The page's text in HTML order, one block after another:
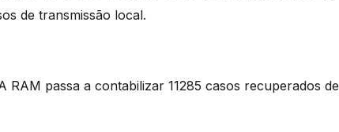
de transmissão local.
passa a contabilizar 11285 casos recuperados de